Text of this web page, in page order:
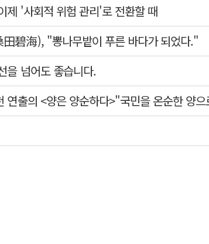
제 '사회적 위험 관리'로 전환할 때
碧海), "뽕나무밭이 푸른 바다가 되었다."
을 넘어도 좋습니다.